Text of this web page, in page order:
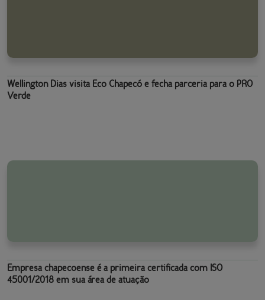
Wellington Dias visita Eco Chapecó e fecha parceria para o PRO
Verde
Empresa chapecoense é a primeira certificada com ISO
45001/2018 em sua área de atuação